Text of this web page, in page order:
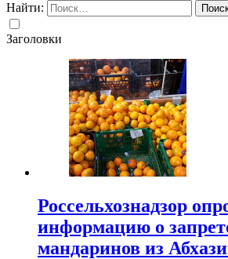
Найти:
Заголовки
Россельхознадзор
информацию о
мандаринов из